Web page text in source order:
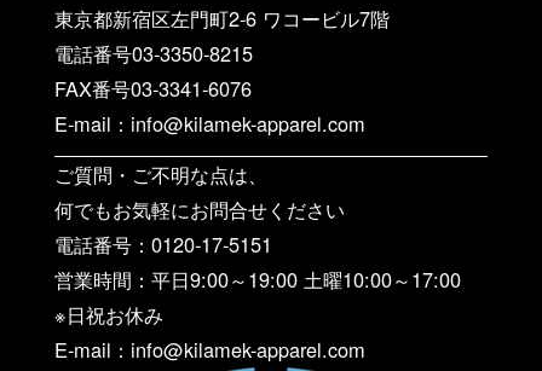
東京都新宿区左門町2-6 ワコービル7階
電話番号03-3350-8215
FAX番号03-3341-6076
E-mail：info@kilamek-apparel.com
ご質問・ご不明な点は、
何でもお気軽にお問合せください
電話番号：0120-17-5151
営業時間：平日9:00～19:00 土曜10:00～17:00
※日祝お休み
E-mail：info@kilamek-apparel.com